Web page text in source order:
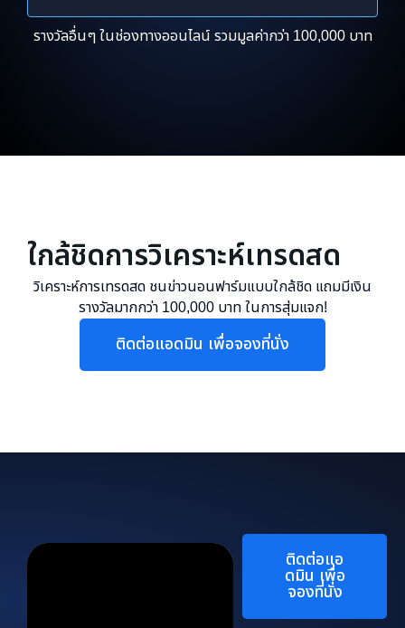
รางวัลอื่นๆ ในช่องทางออนไลน์ รวมมูลค่ากว่า 100,000 บาท
ใกล้ชิดการวิเคราะห์เทรดสด
วิเคราะห์การเทรดสด ชนข่าวนอนฟาร์มแบบใกล้ชิด แถมมีเงิน
รางวัลมากกว่า 100,000 บาท ในการสุ่มแจก!
ติดต่อแอดมิน เพื่อจองที่นั่ง
ติดต่อแอ
ดมิน เพื่อ
จองที่นั่ง